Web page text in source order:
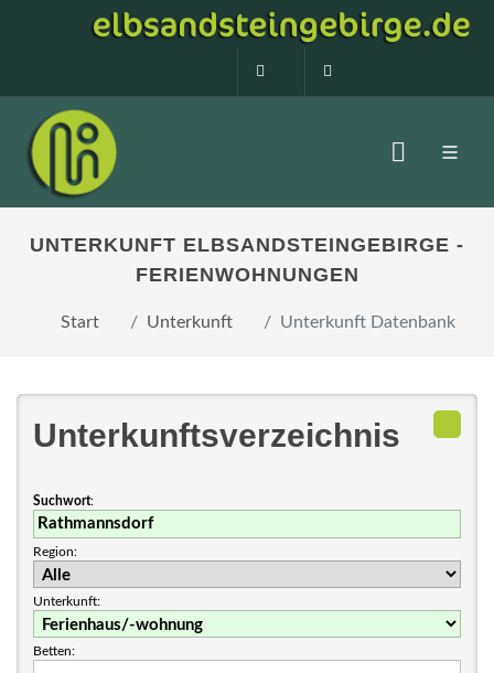
0160 99873408
UNTERKUNFT ELBSANDSTEINGEBIRGE -
FERIENWOHNUNGEN
Start Unterkunft Unterkunft Datenbank
Unterkunftsverzeichnis
Suchwort:
Region:
Unterkunft:
Betten: